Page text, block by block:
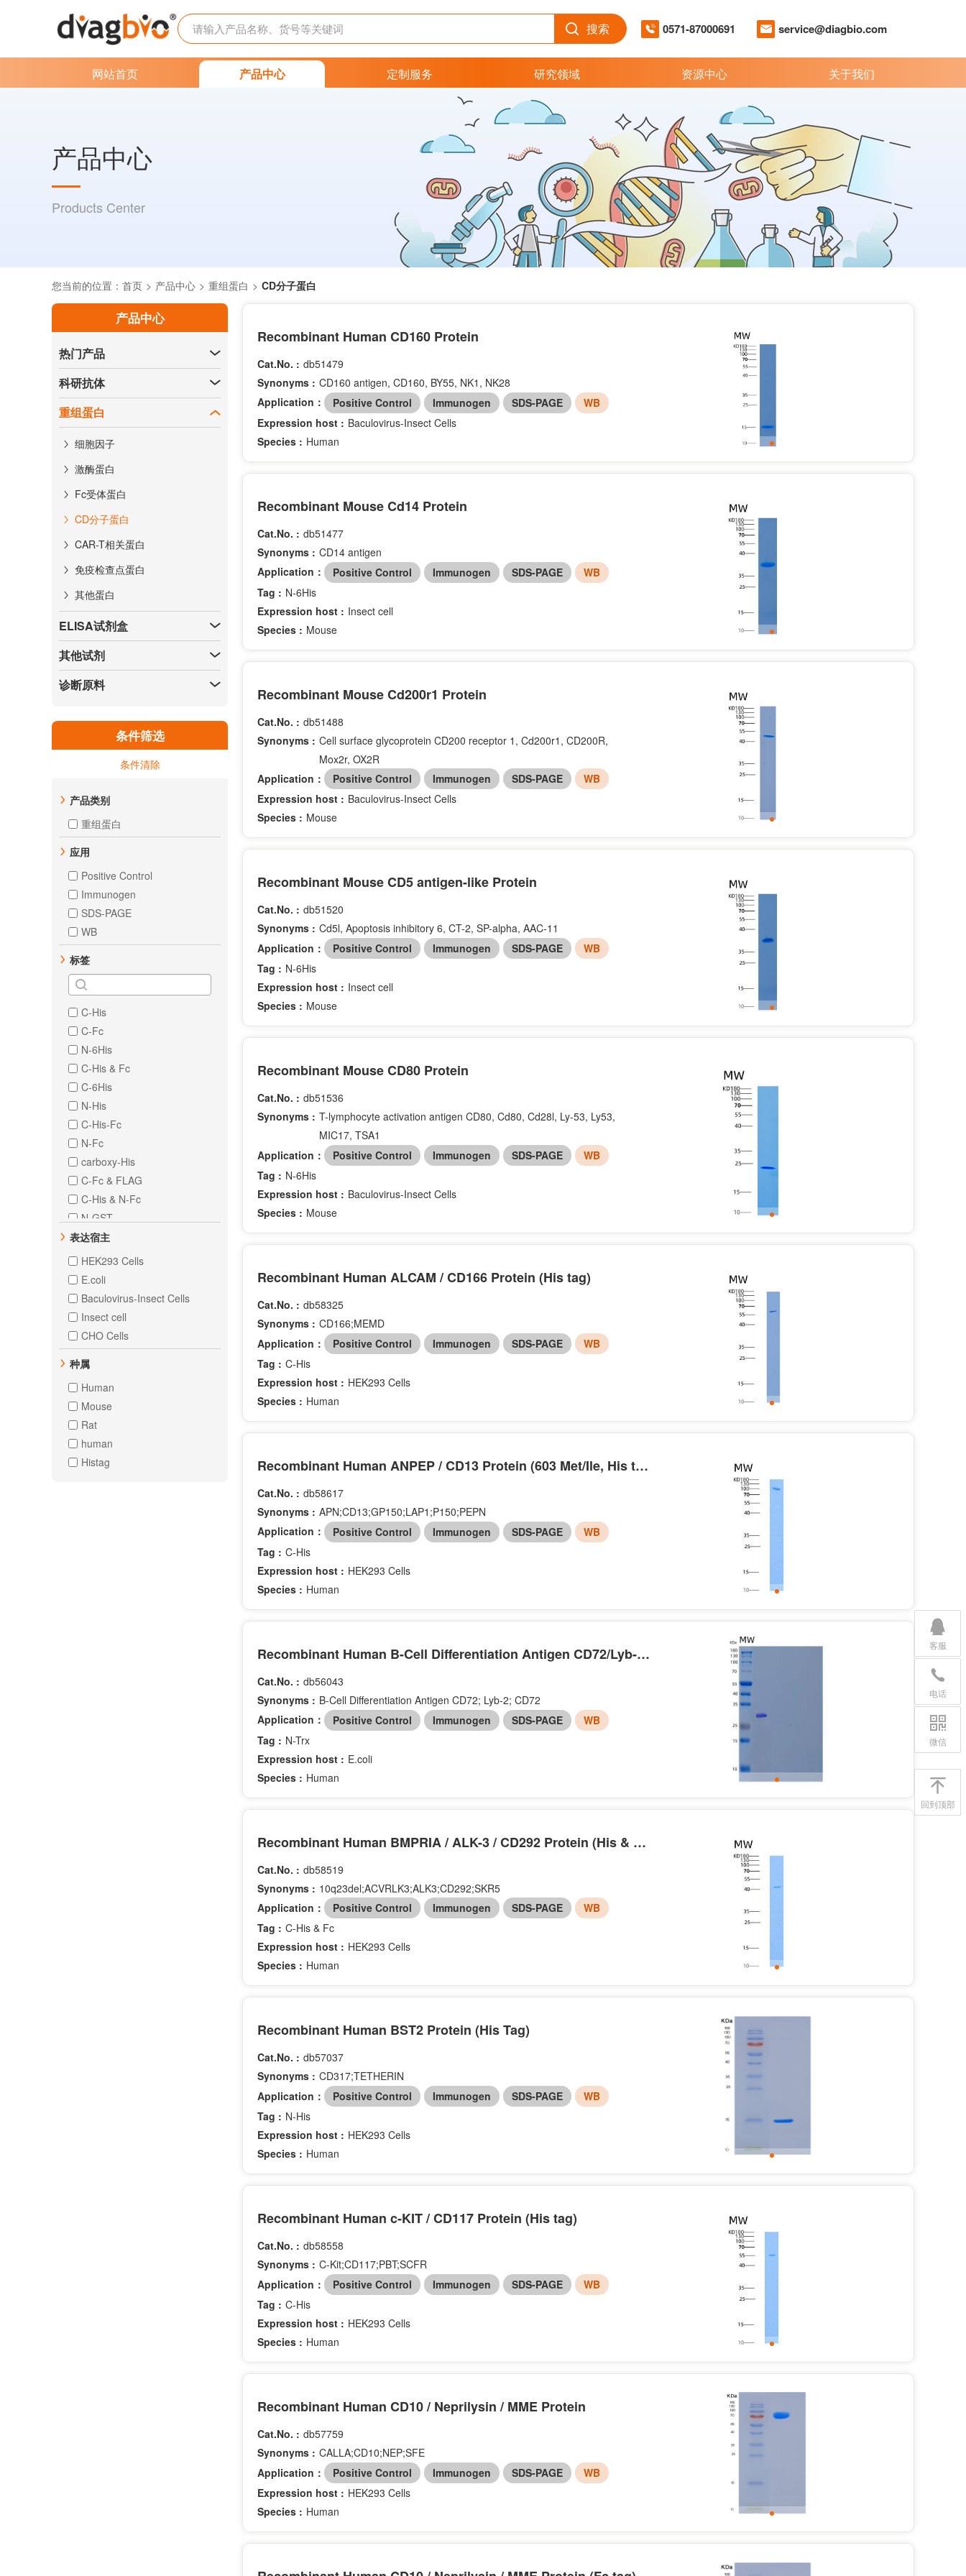
搜索 0571-87000691 service@diagbio.com
网站首页 产品中心 定制服务 研究领域 资源中心 关于我们
产品中心
Products Center
您当前的位置： 首页 产品中心 重组蛋白 CD分子蛋白
产品中心
热门产品
科研抗体
重组蛋白
细胞因子
激酶蛋白
Fc受体蛋白
CD分子蛋白
CAR-T相关蛋白
免疫检查点蛋白
其他蛋白
ELISA试剂盒
其他试剂
诊断原料
条件筛选
条件清除
产品类别
重组蛋白
应用
Positive Control
Immunogen
SDS-PAGE
WB
标签
C-His
C-Fc
N-6His
C-His & Fc
C-6His
N-His
C-His-Fc
N-Fc
carboxy-His
C-Fc & FLAG
C-His & N-Fc
N-GST
N-His-GST
N-Trx
表达宿主
HEK293 Cells
E.coli
Baculovirus-Insect Cells
Insect cell
CHO Cells
种属
Human
Mouse
Rat
human
Histag
Recombinant Human CD160 Protein
Cat.No. : db51479
Synonyms : CD160 antigen, CD160, BY55, NK1, NK28
Application：
Positive Control Immunogen SDS-PAGE
WB
Expression host : Baculovirus-Insect Cells
Species : Human
Recombinant Mouse Cd14 Protein
Cat.No. : db51477
Synonyms : CD14 antigen
Application：
Positive Control Immunogen SDS-PAGE
WB
Tag : N-6His
Expression host : Insect cell
Species : Mouse
Recombinant Mouse Cd200r1 Protein
Cat.No. : db51488
Synonyms : Cell surface glycoprotein CD200 receptor 1, Cd200r1, CD200R,
Mox2r, OX2R
Application：
Positive Control Immunogen SDS-PAGE
WB
Expression host : Baculovirus-Insect Cells
Species : Mouse
Recombinant Mouse CD5 antigen-like Protein
Cat.No. : db51520
Synonyms : Cd5l, Apoptosis inhibitory 6, CT-2, SP-alpha, AAC-11
Application：
Positive Control Immunogen SDS-PAGE
WB
Tag : N-6His
Expression host : Insect cell
Species : Mouse
Recombinant Mouse CD80 Protein
Cat.No. : db51536
Synonyms : T-lymphocyte activation antigen CD80, Cd80, Cd28l, Ly-53, Ly53,
MIC17, TSA1
Application：
Positive Control Immunogen SDS-PAGE
WB
Tag : N-6His
Expression host : Baculovirus-Insect Cells
Species : Mouse
Recombinant Human ALCAM / CD166 Protein (His tag)
Cat.No. : db58325
Synonyms : CD166;MEMD
Application：
Positive Control Immunogen SDS-PAGE
WB
Tag : C-His
Expression host : HEK293 Cells
Species : Human
Recombinant Human ANPEP / CD13 Protein (603 Met/Ile, His tag)
Cat.No. : db58617
Synonyms : APN;CD13;GP150;LAP1;P150;PEPN
Application：
Positive Control Immunogen SDS-PAGE
WB
Tag : C-His
Expression host : HEK293 Cells
Species : Human
Recombinant Human B-Cell Differentiation Antigen CD72/Lyb-‑2 Protein(N-Trx, 6His)
Cat.No. : db56043
Synonyms : B-Cell Differentiation Antigen CD72; Lyb-2; CD72
Application：
Positive Control Immunogen SDS-PAGE
WB
Tag : N-Trx
Expression host : E.coli
Species : Human
Recombinant Human BMPRIA / ALK-3 / CD292 Protein (His & Fc tag)
Cat.No. : db58519
Synonyms : 10q23del;ACVRLK3;ALK3;CD292;SKR5
Application：
Positive Control Immunogen SDS-PAGE
WB
Tag : C-His & Fc
Expression host : HEK293 Cells
Species : Human
Recombinant Human BST2 Protein (His Tag)
Cat.No. : db57037
Synonyms : CD317;TETHERIN
Application：
Positive Control Immunogen SDS-PAGE
WB
Tag : N-His
Expression host : HEK293 Cells
Species : Human
Recombinant Human c-KIT / CD117 Protein (His tag)
Cat.No. : db58558
Synonyms : C-Kit;CD117;PBT;SCFR
Application：
Positive Control Immunogen SDS-PAGE
WB
Tag : C-His
Expression host : HEK293 Cells
Species : Human
Recombinant Human CD10 / Neprilysin / MME Protein
Cat.No. : db57759
Synonyms : CALLA;CD10;NEP;SFE
Application：
Positive Control Immunogen SDS-PAGE
WB
Expression host : HEK293 Cells
Species : Human
客服
电话
微信
回到顶部